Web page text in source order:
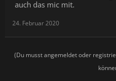
auch das mic mit.
24. Februar 2020
(Du musst angemeldet oder